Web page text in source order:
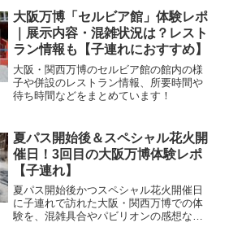
大阪万博「セルビア館」体験レポ
｜展示内容・混雑状況は？レスト
ラン情報も【子連れにおすすめ】
大阪・関西万博のセルビア館の館内の様
子や併設のレストラン情報、所要時間や
待ち時間などをまとめています！
夏パス開始後＆スペシャル花火開
催日！3回目の大阪万博体験レポ
【子連れ】
夏パス開始後かつスペシャル花火開催日
に子連れで訪れた大阪・関西万博での体
験を、混雑具合やパビリオンの感想など